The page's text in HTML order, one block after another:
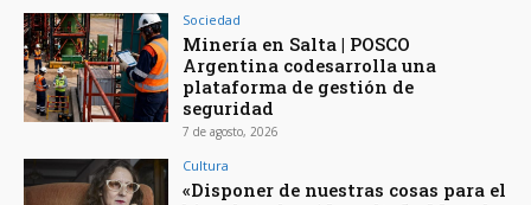
Sociedad
Minería en Salta | POSCO
Argentina codesarrolla una
plataforma de gestión de
seguridad
7 de agosto, 2026
Cultura
«Disponer de nuestras cosas para el